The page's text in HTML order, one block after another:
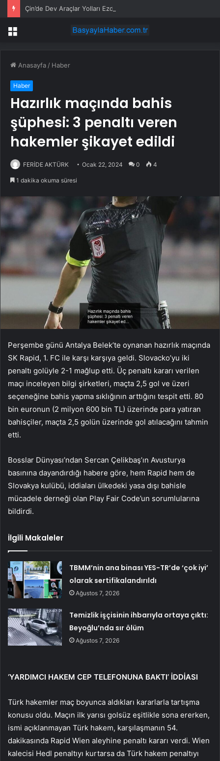
Menü
Anasayfa / Haber
Haber
Hazırlık maçında bahis
şüphesi: 3 penaltı veren
hakemler şikayet edildi
FERİDE AKTÜRK Ocak 22, 2024 0 4
1 dakika okuma süresi
Perşembe günü Antalya Belek’te oynanan hazırlık maçında
SK Rapid, 1. FC ile karşı karşıya geldi. Slovacko’yu iki
penaltı golüyle 2-1 mağlup etti. Üç penaltı kararı verilen
maçı inceleyen bilgi şirketleri, maçta 2,5 gol ve üzeri
seçeneğine bahis yapma sıklığının arttığını tespit etti. 80
bin euronun (2 milyon 600 bin TL) üzerinde para yatıran
bahisçiler, maçta 2,5 golün üzerinde gol atılacağını tahmin
etti.
Bosslar Dünyası’ndan Sercan Çelikbaş’ın Avusturya
basınına dayandırdığı habere göre, hem Rapid hem de
Slovakya kulübü, iddiaları ülkedeki yasa dışı bahisle
mücadele derneği olan Play Fair Code’un sorumlularına
bildirdi.
İlgili Makaleler
TBMM’nin ana binası YES-TR’de ‘çok iyi’
olarak sertifikalandırıldı
Ağustos 7, 2026
Temizlik işçisinin ihbarıyla ortaya çıktı:
Beyoğlu’nda sır ölüm
Ağustos 7, 2026
‘YARDIMCI HAKEM CEP TELEFONUNA BAKTI’ İDDİASI
Türk hakemler maç boyunca aldıkları kararlarla tartışma
konusu oldu. Maçın ilk yarısı golsüz eşitlikle sona ererken,
ismi açıklanmayan Türk hakem, karşılaşmanın 54.
dakikasında Rapid Wien aleyhine penaltı kararı verdi. Wien
kalecisi Hedl penaltıyı kurtarsa ​​da Türk hakem penaltıyı